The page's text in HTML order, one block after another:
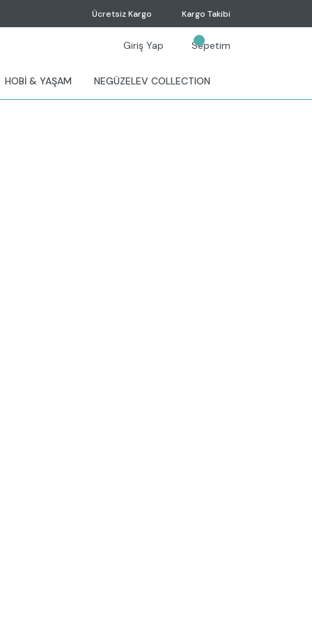
Ücretsiz Kargo Kargo Takibi
Giriş Yap Sepetim
HOBİ & YAŞAM NEGÜZELEV COLLECTION